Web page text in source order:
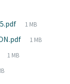
File
1 MB
File
1 MB
File
1 MB